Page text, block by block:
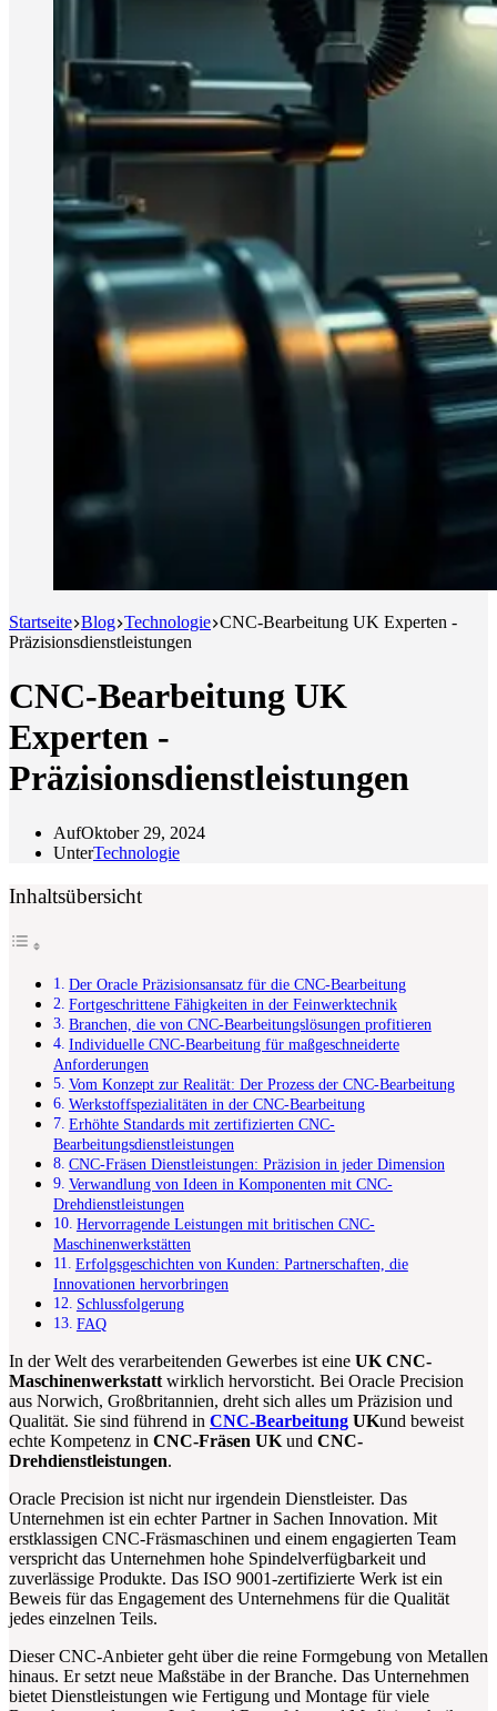
Startseite Blog Technologie CNC-Bearbeitung UK Experten -
Präzisionsdienstleistungen
CNC-Bearbeitung UK
Experten -
Präzisionsdienstleistungen
AufOktober 29, 2024
UnterTechnologie
Inhaltsübersicht
Der Oracle Präzisionsansatz für die CNC-Bearbeitung
Fortgeschrittene Fähigkeiten in der Feinwerktechnik
Branchen, die von CNC-Bearbeitungslösungen profitieren
Individuelle CNC-Bearbeitung für maßgeschneiderte
Anforderungen
Vom Konzept zur Realität: Der Prozess der CNC-Bearbeitung
Werkstoffspezialitäten in der CNC-Bearbeitung
Erhöhte Standards mit zertifizierten CNC-
Bearbeitungsdienstleistungen
CNC-Fräsen Dienstleistungen: Präzision in jeder Dimension
Verwandlung von Ideen in Komponenten mit CNC-
Drehdienstleistungen
Hervorragende Leistungen mit britischen CNC-
Maschinenwerkstätten
Erfolgsgeschichten von Kunden: Partnerschaften, die
Innovationen hervorbringen
Schlussfolgerung
FAQ
In der Welt des verarbeitenden Gewerbes ist eine UK CNC-
Maschinenwerkstatt wirklich hervorsticht. Bei Oracle Precision
aus Norwich, Großbritannien, dreht sich alles um Präzision und
Qualität. Sie sind führend in CNC-Bearbeitung UKund beweist
echte Kompetenz in CNC-Fräsen UK und CNC-
Drehdienstleistungen.
Oracle Precision ist nicht nur irgendein Dienstleister. Das
Unternehmen ist ein echter Partner in Sachen Innovation. Mit
erstklassigen CNC-Fräsmaschinen und einem engagierten Team
verspricht das Unternehmen hohe Spindelverfügbarkeit und
zuverlässige Produkte. Das ISO 9001-zertifizierte Werk ist ein
Beweis für das Engagement des Unternehmens für die Qualität
jedes einzelnen Teils.
Dieser CNC-Anbieter geht über die reine Formgebung von Metallen
hinaus. Er setzt neue Maßstäbe in der Branche. Das Unternehmen
bietet Dienstleistungen wie Fertigung und Montage für viele